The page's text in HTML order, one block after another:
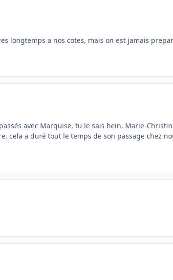
longtemps a nos cotes, mais on est jamais
avec Marquise, tu le sais hein, Marie-
cela a duré tout le temps de son passage chez